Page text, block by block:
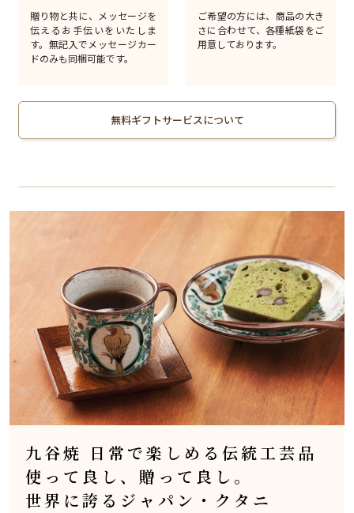
贈り物と共に、メッセージを
伝えるお手伝いをいたしま
す。無記入でメッセージカー
ドのみも同梱可能です。
ご希望の方には、商品の大き
さに合わせて、各種紙袋をご
用意しております。
無料ギフトサービスについて
九谷焼 日常で楽しめる伝統工芸品
使って良し、贈って良し。
世界に誇るジャパン・クタニ